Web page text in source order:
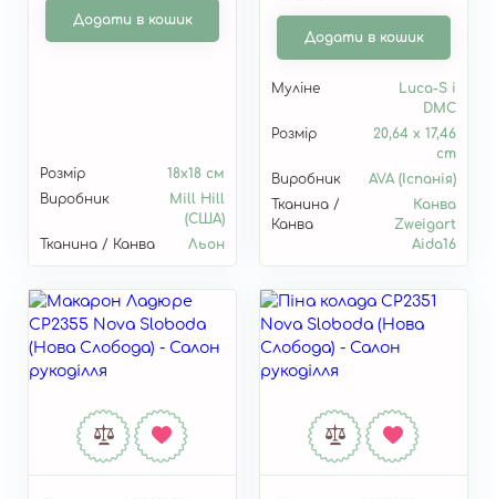
Додати в кошик
Розмір
18х18 см
Виробник
Mill Hill
(США)
Тканина / Канва
Льон
Додати в кошик
Муліне
Luca-S i
DMC
Розмір
20,64 x 17,46
cm
Виробник
AVA (Іспанія)
Тканина /
Канва
Канва
Zweigart
Aida16